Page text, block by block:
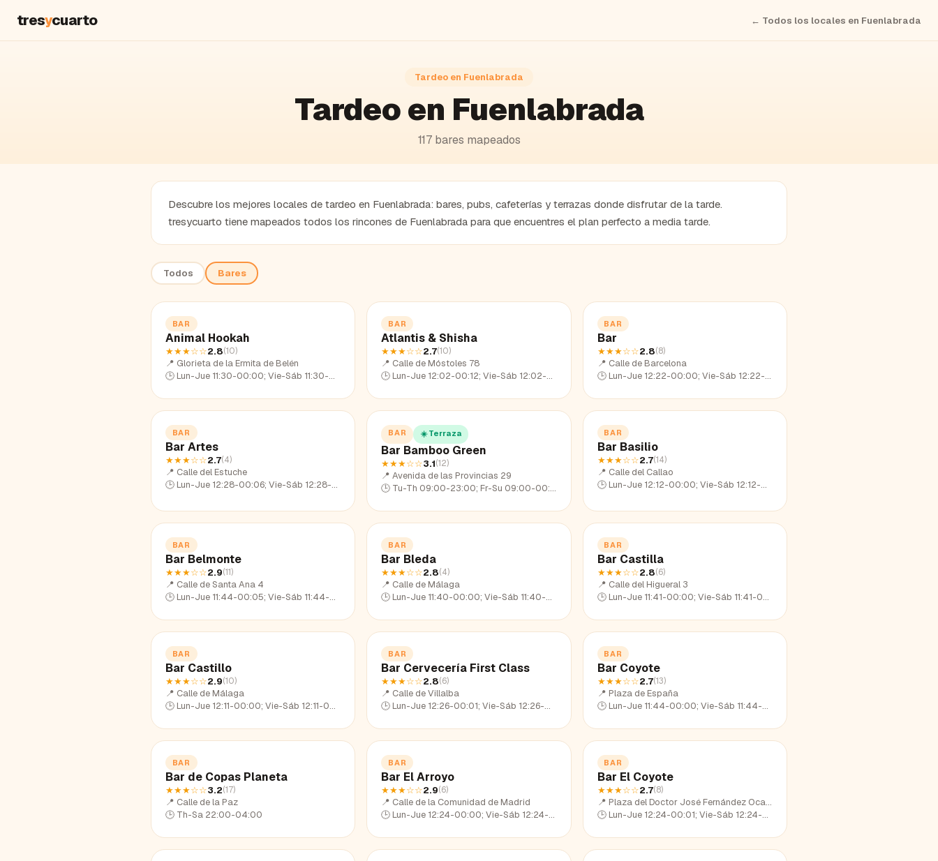
tresycuarto ← Todos los locales en Fuenlabrada
Tardeo en Fuenlabrada
Tardeo en Fuenlabrada
117 bares mapeados
Descubre los mejores locales de tardeo en Fuenlabrada: bares, pubs, cafeterías y terrazas donde disfrutar de la tarde.
tresycuarto tiene mapeados todos los rincones de Fuenlabrada para que encuentres el plan perfecto a media tarde.
Todos Bares
BAR
Animal Hookah
★★★☆☆2.8(10)
📍 Glorieta de la Ermita de Belén
🕒 Lun-Jue 11:30-00:00; Vie-Sáb 11:30-01:50; Dom 11:30-23:03
BAR
Atlantis & Shisha
★★★☆☆2.7(10)
📍 Calle de Móstoles 78
🕒 Lun-Jue 12:02-00:12; Vie-Sáb 12:02-01:45; Dom 12:02-22:57
BAR
Bar
★★★☆☆2.8(8)
📍 Calle de Barcelona
🕒 Lun-Jue 12:22-00:00; Vie-Sáb 12:22-01:39; Dom 12:22-22:58
BAR
Bar Artes
★★★☆☆2.7(4)
📍 Calle del Estuche
🕒 Lun-Jue 12:28-00:06; Vie-Sáb 12:28-02:12; Dom 12:28-22:57
BAR ☀️ Terraza
Bar Bamboo Green
★★★☆☆3.1(12)
📍Avenida de las Provincias 29
🕒 Tu-Th 09:00-23:00; Fr-Su 09:00-00:00
BAR
Bar Basilio
★★★☆☆2.7(14)
📍 Calle del Callao
🕒 Lun-Jue 12:12-00:00; Vie-Sáb 12:12-02:28; Dom 12:12-23:17
BAR
Bar Belmonte
★★★☆☆2.9(11)
📍 Calle de Santa Ana 4
🕒 Lun-Jue 11:44-00:05; Vie-Sáb 11:44-02:15; Dom 11:44-22:32
BAR
Bar Bleda
★★★☆☆2.8(4)
📍 Calle de Málaga
🕒 Lun-Jue 11:40-00:00; Vie-Sáb 11:40-01:52; Dom 11:40-22:53
BAR
Bar Castilla
★★★☆☆2.8(6)
📍 Calle del Higueral 3
🕒 Lun-Jue 11:41-00:00; Vie-Sáb 11:41-02:13; Dom 11:41-23:16
BAR
Bar Castillo
★★★☆☆2.9(10)
📍 Calle de Málaga
🕒 Lun-Jue 12:11-00:00; Vie-Sáb 12:11-02:19; Dom 12:11-23:08
BAR
Bar Cervecería First Class
★★★☆☆2.8(6)
📍 Calle de Villalba
🕒 Lun-Jue 12:26-00:01; Vie-Sáb 12:26-02:20; Dom 12:26-22:43
BAR
Bar Coyote
★★★☆☆2.7(13)
📍 Plaza de España
🕒 Lun-Jue 11:44-00:00; Vie-Sáb 11:44-01:47; Dom 11:44-23:02
BAR
Bar de Copas Planeta
★★★☆☆3.2(17)
📍 Calle de la Paz
🕒 Th-Sa 22:00-04:00
BAR
Bar El Arroyo
★★★☆☆2.9(6)
📍 Calle de la Comunidad de Madrid
🕒 Lun-Jue 12:24-00:00; Vie-Sáb 12:24-01:36; Dom 12:24-22:33
BAR
Bar El Coyote
★★★☆☆2.7(8)
📍 Plaza del Doctor José Fernández Ocaña
🕒 Lun-Jue 12:24-00:01; Vie-Sáb 12:24-02:09; Dom 12:24-22:34